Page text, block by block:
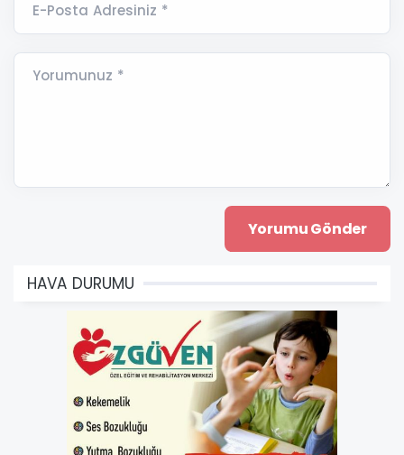
E-Posta Adresiniz *
Yorumunuz *
HAVA DURUMU